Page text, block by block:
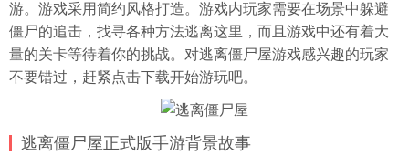
游。游戏采用简约风格打造。游戏内玩家需要在场景中躲避
僵尸的追击，找寻各种方法逃离这里，而且游戏中还有着大
量的关卡等待着你的挑战。对逃离僵尸屋游戏感兴趣的玩家
不要错过，赶紧点击下载开始游玩吧。
逃离僵尸屋正式版手游背景故事